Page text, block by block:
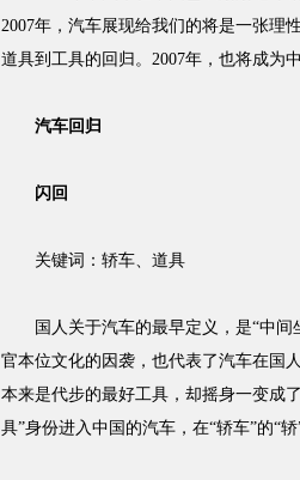
2007年，汽车展现给我们的将是一张理
道具到工具的回归。2007年，也将成为
汽车回归
闪回
关键词：轿车、道具
国人关于汽车的最早定义，是“中间
官本位文化的因袭，也代表了汽车在国
本来是代步的最好工具，却摇身一变
具”身份进入中国的汽车，在“轿车”的“